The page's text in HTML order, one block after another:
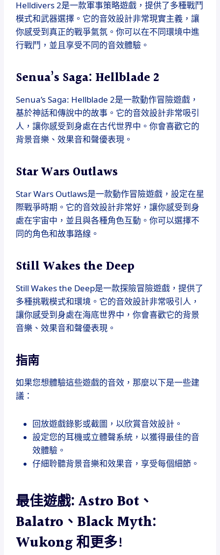
Helldivers 2是一款軍事策略遊戲，提供了多種戰鬥
模式和武器選擇。它的音效設計非常現實主義，讓
你感受到真正的戰爭氣氛。你可以在不同環境中進
行戰鬥，並且享受不同的音效體驗。
Senua’s Saga: Hellblade 2
Senua’s Saga: Hellblade 2是一款動作冒險遊戲，
基於神話和傳說中的故事。它的音效設計非常吸引
人，讓你感受到身處在古代世界中。你會喜歡它的
背景音樂、效果音和聲優表現。
Star Wars Outlaws
Star Wars Outlaws是一款動作冒險遊戲，設定在星
際戰爭時期。它的音效設計非常好，讓你感受到身
處在宇宙中，並且與各種角色互動。你可以選擇不
同的角色和故事路線。
Still Wakes the Deep
Still Wakes the Deep是一款探險冒險遊戲，提供了
多種挑戰模式和環境。它的音效設計非常吸引人，
讓你感受到身處在海底世界中，你會喜歡它的背景
音樂、效果音和聲優表現。
指南
如果您想體驗這些遊戲的音效，那麼以下是一些建
議：
回放遊戲錄影或截圖，以欣賞音效設計。
設定您的耳機或立體聲系統，以獲得最佳的音
效體驗。
仔細聆聽背景音樂和效果音，享受每個細節。
最佳遊戲: Astro Bot、
Balatro、Black Myth:
Wukong 和更多!